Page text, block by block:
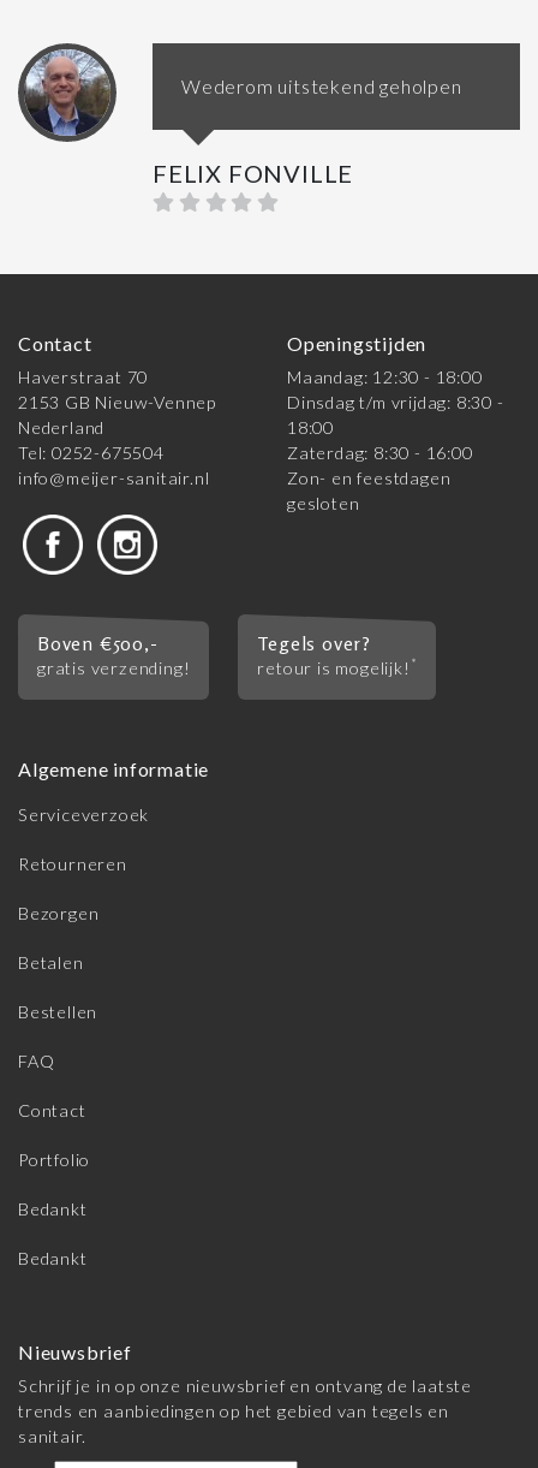
Wederom uitstekend geholpen
FELIX FONVILLE
Contact
Haverstraat 70
2153 GB Nieuw-Vennep
Nederland
Tel: 0252-675504
info@meijer-sanitair.nl
Openingstijden
Maandag: 12:30 - 18:00
Dinsdag t/m vrijdag: 8:30 -
18:00
Zaterdag: 8:30 - 16:00
Zon- en feestdagen
gesloten
Boven €500,-
gratis verzending!
Tegels over?
retour is mogelijk! *
Algemene informatie
Serviceverzoek
Retourneren
Bezorgen
Betalen
Bestellen
FAQ
Contact
Portfolio
Bedankt
Bedankt
Nieuwsbrief
Schrijf je in op onze nieuwsbrief en ontvang de laatste
trends en aanbiedingen op het gebied van tegels en
sanitair.